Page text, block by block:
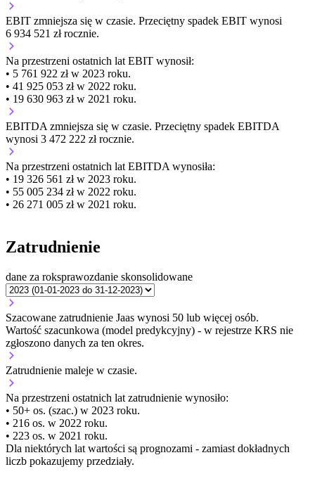
EBIT zmniejsza się w czasie. Przeciętny spadek EBIT wynosi
6 934 521 zł rocznie.
Na przestrzeni ostatnich lat EBIT wynosił:
• 5 761 922 zł w 2023 roku.
• 41 925 053 zł w 2022 roku.
• 19 630 963 zł w 2021 roku.
EBITDA zmniejsza się w czasie. Przeciętny spadek EBITDA
wynosi 3 472 222 zł rocznie.
Na przestrzeni ostatnich lat EBITDA wynosiła:
• 19 326 561 zł w 2023 roku.
• 55 005 234 zł w 2022 roku.
• 26 271 005 zł w 2021 roku.
Zatrudnienie
dane za roksprawozdanie skonsolidowane
Szacowane zatrudnienie Jaas wynosi 50 lub więcej osób.
Wartość szacunkowa (model predykcyjny) - w rejestrze KRS nie
zgłoszono danych za ten okres.
Zatrudnienie maleje w czasie.
Na przestrzeni ostatnich lat zatrudnienie wynosiło:
• 50+ os. (szac.) w 2023 roku.
• 216 os. w 2022 roku.
• 223 os. w 2021 roku.
Dla niektórych lat wartości są prognozami - zamiast dokładnych
liczb pokazujemy przedziały.